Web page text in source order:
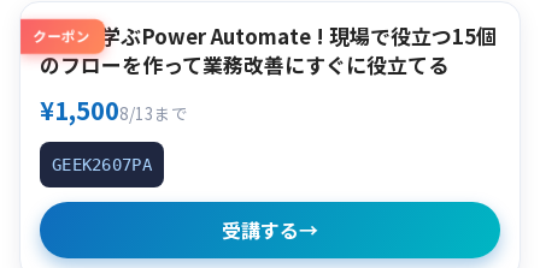
クーポン
作って学ぶPower Automate ! 現場で役立つ15個
のフローを作って業務改善にすぐに役立てる
¥1,5008/13まで
GEEK2607PA
受講する→